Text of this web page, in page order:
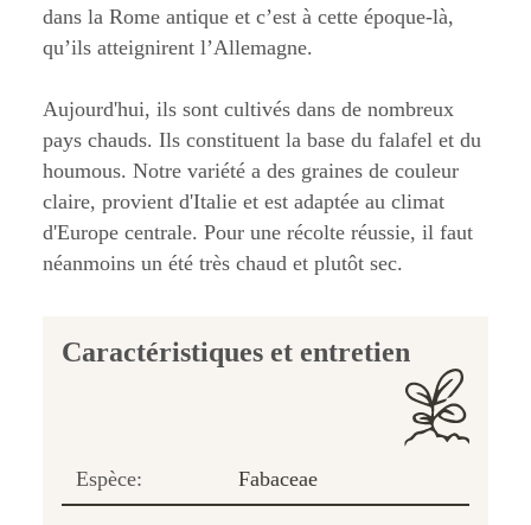
dans la Rome antique et c’est à cette époque-là,
qu’ils atteignirent l’Allemagne.
Aujourd'hui, ils sont cultivés dans de nombreux
pays chauds. Ils constituent la base du falafel et du
houmous. Notre variété a des graines de couleur
claire, provient d'Italie et est adaptée au climat
d'Europe centrale. Pour une récolte réussie, il faut
néanmoins un été très chaud et plutôt sec.
Caractéristiques et entretien
Espèce: Fabaceae